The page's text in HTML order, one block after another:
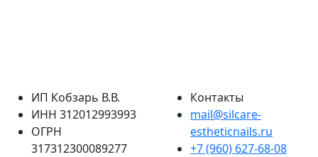
ИП Кобзарь В.В.
ИНН 312012993993
ОГРН
317312300089277
Контакты
mail@silcare-
estheticnails.ru
+7 (960) 627-68-08